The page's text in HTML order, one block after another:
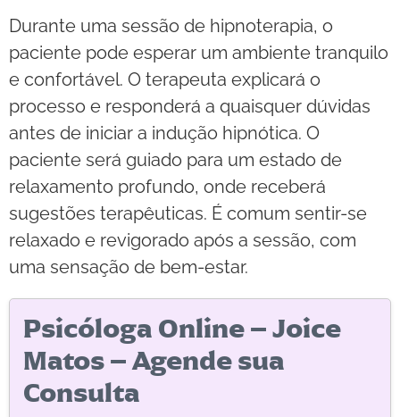
Durante uma sessão de hipnoterapia, o
paciente pode esperar um ambiente tranquilo
e confortável. O terapeuta explicará o
processo e responderá a quaisquer dúvidas
antes de iniciar a indução hipnótica. O
paciente será guiado para um estado de
relaxamento profundo, onde receberá
sugestões terapêuticas. É comum sentir-se
relaxado e revigorado após a sessão, com
uma sensação de bem-estar.
Psicóloga Online – Joice
Matos – Agende sua
Consulta